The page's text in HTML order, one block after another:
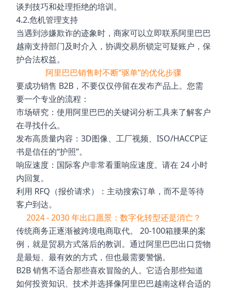
谈判技巧和处理拒绝的培训。
4.2.危机管理支持
当遇到涉嫌欺诈的迹象时，商家可以立即联系阿里巴巴
越南支持部门及时介入，协调交易所锁定可疑账户，保
护合法权益。
阿里巴巴销售时不断“驱单”的优化步骤
要成功销售 B2B，不要仅仅停留在发布产品上。您需
要一个专业的流程：
市场研究：使用阿里巴巴的关键词分析工具来了解客户
在寻找什么。
发布高质量内容：3D图像、工厂视频、ISO/HACCP证
书是信任的“护照”。
响应速度：国际客户非常看重响应速度。请在 24 小时
内回复。
利用 RFQ（报价请求）：主动搜索订单，而不是等待
客户到达。
2024 - 2030 年出口愿景：数字化转型还是消亡？
传统商务正逐渐被跨境电商取代。 20-100箱腰果的案
例，就是贸易方式落后的教训。通过阿里巴巴出口货物
是最短、最有效的方式，但也最需要警惕。
B2B 销售不适合那些喜欢冒险的人。它适合那些知道
如何投资知识、技术并选择像阿里巴巴越南这样合适的